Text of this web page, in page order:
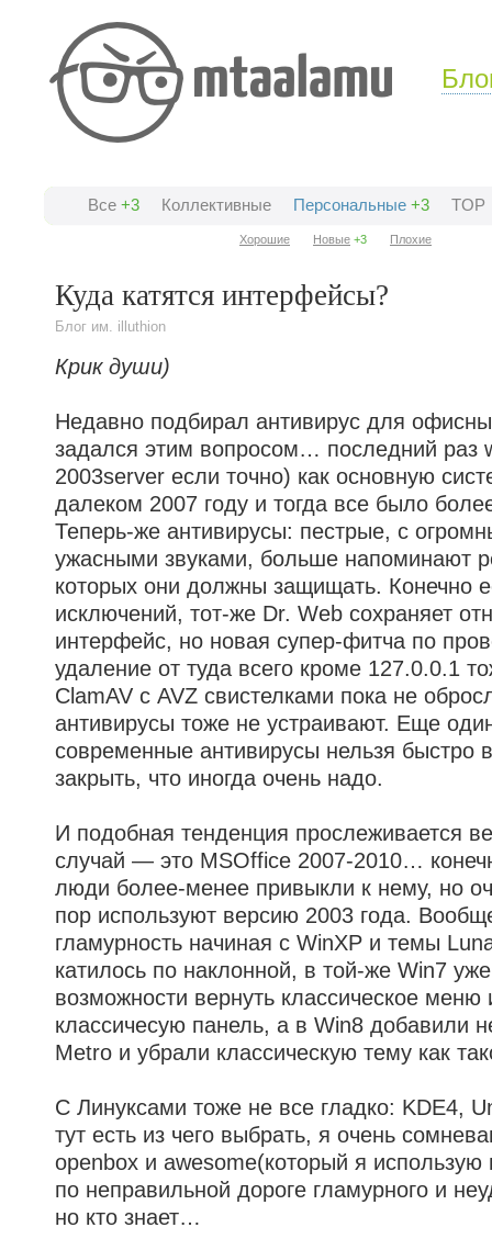
Все +3 Коллективные Персональные +3
Хорошие Новые +3 Плохие
TOP
Куда катятся интерфейсы?
Блог им. illuthion
Крик души)
Недавно подбирал антивирус для
задался этим вопросом… последний раз
2003server если точно) как основную
далеком 2007 году и тогда все было
Теперь-же антивирусы: пестрые, с
ужасными звуками, больше напоминают
которых они должны защищать. Конечно
исключений, тот-же Dr. Web сохраняет
интерфейс, но новая супер-фитча по
удаление от туда всего кроме 127.0.0.1
ClamAV с AVZ свистелками пока не
антивирусы тоже не устраивают. Еще
современные антивирусы нельзя быстро
закрыть, что иногда очень надо.
И подобная тенденция прослеживается
случай — это MSOffice 2007-2010…
люди более-менее привыкли к нему, но
пор используют версию 2003 года.
гламурность начиная с WinXP и темы
катилось по наклонной, в той-же Win7
возможности вернуть классическое меню
классичесую панель, а в Win8 добавили
Metro и убрали классическую тему как
С Линуксами тоже не все гладко: KDE4,
тут есть из чего выбрать, я очень
openbox и awesome(который я использую
по неправильной дороге гламурного и
но кто знает…